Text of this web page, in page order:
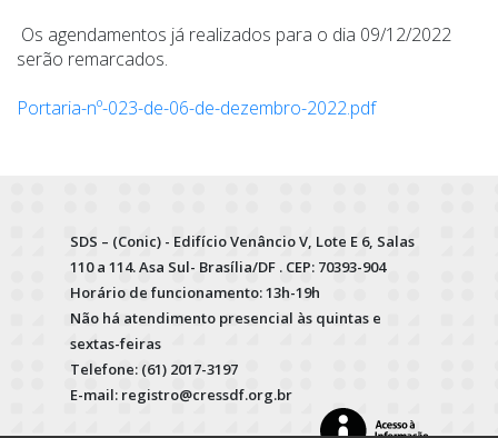
Os agendamentos já realizados para o dia 09/12/2022
serão remarcados.
Portaria-nº-023-de-06-de-dezembro-2022.pdf
SDS – (Conic) - Edifício Venâncio V, Lote E 6, Salas
110 a 114. Asa Sul- Brasília/DF . CEP: 70393-904
Horário de funcionamento: 13h-19h
Não há atendimento presencial às quintas e
sextas-feiras
Telefone: (61) 2017-3197
E-mail: registro@cressdf.org.br